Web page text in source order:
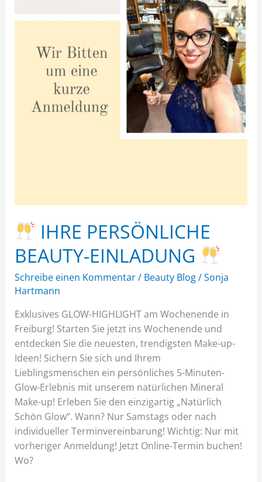
IHRE PERSÖNLICHE
BEAUTY-EINLADUNG
Schreibe einen Kommentar/ Beauty Blog/Sonja
Hartmann
Exklusives GLOW-HIGHLIGHT am Wochenende in
Freiburg! Starten Sie jetzt ins Wochenende und
entdecken Sie die neuesten, trendigsten Make-up-
Ideen! Sichern Sie sich und Ihrem
Lieblingsmenschen ein persönliches 5-Minuten-
Glow-Erlebnis mit unserem natürlichen Mineral
Make-up! Erleben Sie den einzigartig „Natürlich
Schön Glow“. Wann? Nur Samstags oder nach
individueller Terminvereinbarung! Wichtig: Nur mit
vorheriger Anmeldung! Jetzt Online-Termin buchen!
Wo?